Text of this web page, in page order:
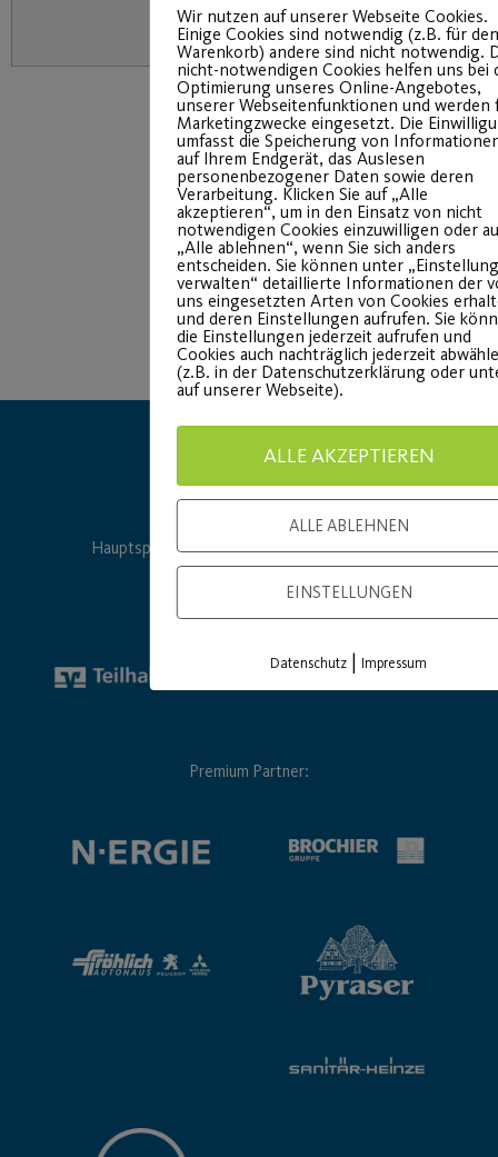
Hauptsponsor Generalausrüster
Premium Partner:
Wir nutzen auf unserer Webseite Cookies.
Einige Cookies sind notwendig (z.B. für den
Warenkorb) andere sind nicht notwendig.
nicht-notwendigen Cookies helfen uns bei
Optimierung unseres Online-Angebotes,
unserer Webseitenfunktionen und werden
Marketingzwecke eingesetzt. Die
umfasst die Speicherung von
auf Ihrem Endgerät, das Auslesen
personenbezogener Daten sowie deren
Verarbeitung. Klicken Sie auf „Alle
akzeptieren“, um in den Einsatz von nicht
notwendigen Cookies einzuwilligen oder
„Alle ablehnen“, wenn Sie sich anders
entscheiden. Sie können unter
verwalten“ detaillierte Informationen der
uns eingesetzten Arten von Cookies
und deren Einstellungen aufrufen. Sie
die Einstellungen jederzeit aufrufen und
Cookies auch nachträglich jederzeit
(z.B. in der Datenschutzerklärung oder
auf unserer Webseite).
ALLE AKZEPTIEREN
ALLE ABLEHNEN
EINSTELLUNGEN
Datenschutz |Impressum